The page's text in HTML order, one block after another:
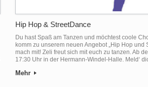
Hip Hop & StreetDance
Du hast Spaß am Tanzen und möchtest coole
komm zu unserem neuen Angebot „Hip Hop
mach mit! Zeli freut sich mit euch zu tanzen. Ab
17:30 Uhr in der Hermann-Windel-Halle. Meld‘
Mehr